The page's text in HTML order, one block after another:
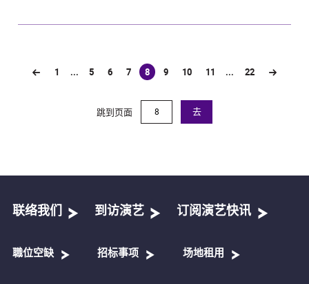
1 ... 5 6 7 8
(current)
9 10 11 ... 22
跳到页面 去
联络我们 到访演艺 订阅演艺快讯
職位空缺 招标事项 场地租用